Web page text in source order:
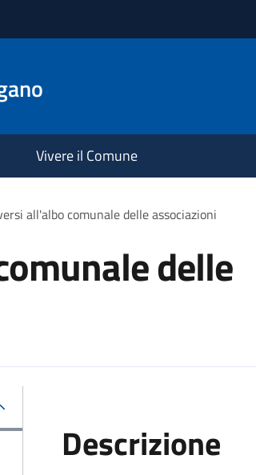
Vivere il Comune
all'albo comunale delle associazioni
delle
Descrizione